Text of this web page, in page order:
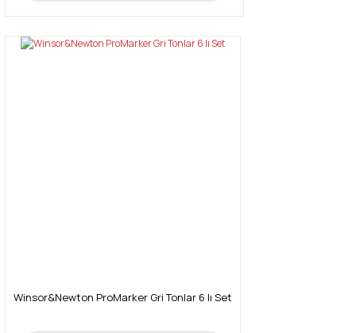
Winsor&Newton ProMarker Gri Tonlar 6 lı Set